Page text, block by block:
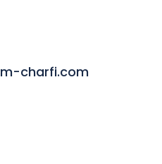
charfi.com